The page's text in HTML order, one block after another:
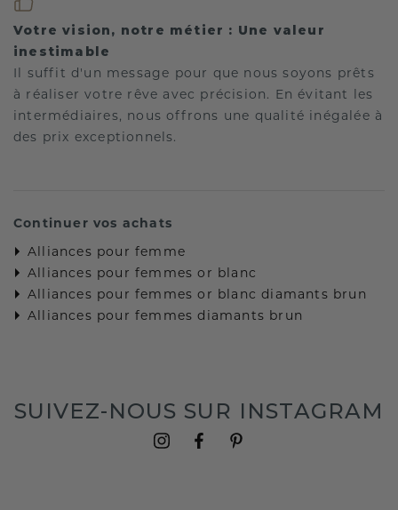
Votre vision, notre métier : Une valeur
inestimable
Il suffit d'un message pour que nous soyons prêts
à réaliser votre rêve avec précision. En évitant les
intermédiaires, nous offrons une qualité inégalée à
des prix exceptionnels.
Continuer vos achats
Alliances pour femme
Alliances pour femmes or blanc
Alliances pour femmes or blanc diamants brun
Alliances pour femmes diamants brun
SUIVEZ-NOUS SUR INSTAGRAM